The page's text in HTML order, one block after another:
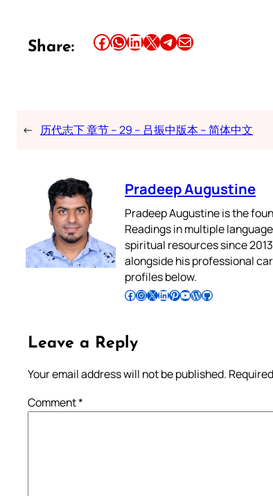
Share: Share this article on Facebook Share this article on WhatsApp Share this article on LinkedIn Share this article on X Share this article on TelegramEmail this Article
← 历代志下 章节 – 29 – 吕振中版本 – 简体中文
Pradeep Augustine
Pradeep Augustine is the
Readings in multiple
spiritual resources since
alongside his professional
profiles below.
Follow Pradeep on Facebook Follow Pradeep on InstagramFollow Pradeep on X Follow Pradeep on LinkedIn Follow Pradeep on Pinterest Subscribe to Pradeep’s Youtube Channel Follow Pradeep on WordPress Follow Pradeep on GitHub
Leave a Reply
Your email address will not be published.
Comment*